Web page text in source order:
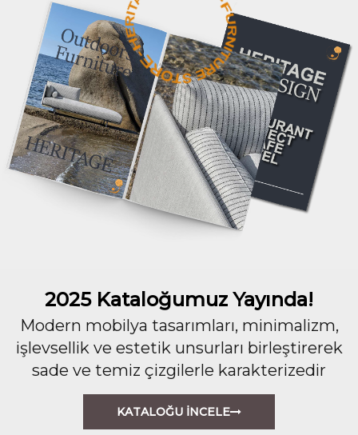
2025 Kataloğumuz Yayında!
Modern mobilya tasarımları, minimalizm,
işlevsellik ve estetik unsurları birleştirerek
sade ve temiz çizgilerle karakterizedir
KATALOĞU İNCELE